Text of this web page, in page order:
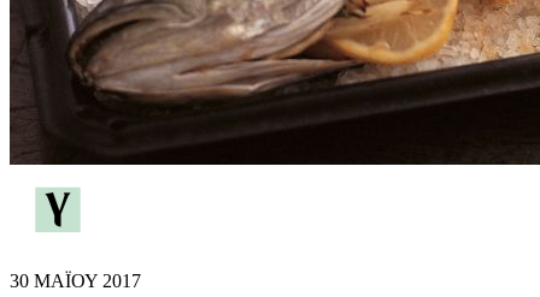
30 ΜΑΪΟΥ 2017